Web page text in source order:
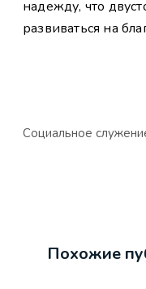
надежду, что
развиваться на
Социальное
Похожие